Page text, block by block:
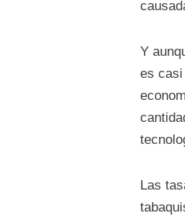
Y
es casi
Las